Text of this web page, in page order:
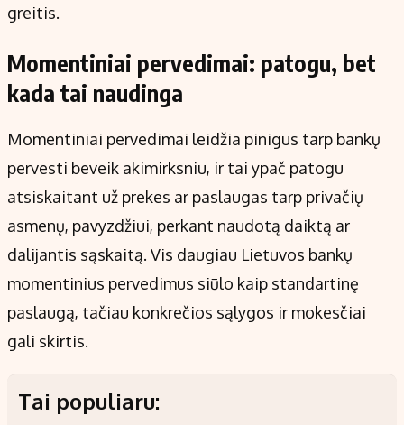
greitis.
Momentiniai pervedimai: patogu, bet
kada tai naudinga
Momentiniai pervedimai leidžia pinigus tarp bankų
pervesti beveik akimirksniu, ir tai ypač patogu
atsiskaitant už prekes ar paslaugas tarp privačių
asmenų, pavyzdžiui, perkant naudotą daiktą ar
dalijantis sąskaitą. Vis daugiau Lietuvos bankų
momentinius pervedimus siūlo kaip standartinę
paslaugą, tačiau konkrečios sąlygos ir mokesčiai
gali skirtis.
Tai populiaru: